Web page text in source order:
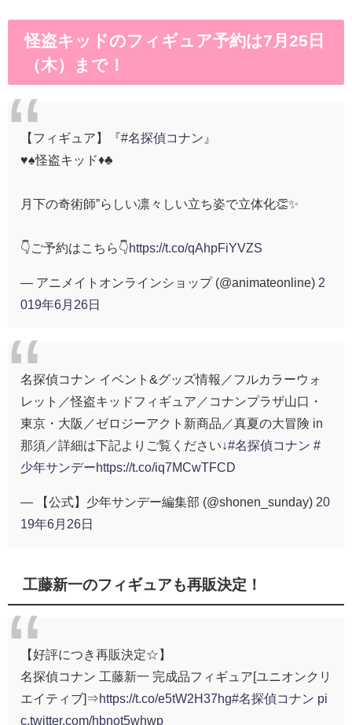
怪盗キッドのフィギュア予約は7月25日
（木）まで！
【フィギュア】『#名探偵コナン 』
♥♠怪盗キッド♦♣
月下の奇術師”らしい凛々しい立ち姿で立体化👏✨
👇ご予約はこちら👇https://t.co/qAhpFiYVZS
— アニメイトオンラインショップ (@animateonline) 2
019年6月26日
名探偵コナン イベント&グッズ情報／フルカラーウォ
レット／怪盗キッドフィギュア／コナンプラザ山口・
東京・大阪／ゼロジーアクト新商品／真夏の大冒険 in
那須／詳細は下記よりご覧ください↓#名探偵コナン #
少年サンデーhttps://t.co/iq7MCwTFCD
— 【公式】少年サンデー編集部 (@shonen_sunday) 20
19年6月26日
工藤新一のフィギュアも再販決定！
【好評につき再販決定☆】
名探偵コナン 工藤新一 完成品フィギュア[ユニオンクリ
エイティブ]⇒https://t.co/e5tW2H37hg#名探偵コナン pi
c.twitter.com/hbnot5whwp